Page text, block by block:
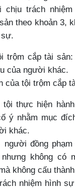
chịu trách
theo khoản 3,
trộm cắp tài
của người khác.
của tội trộm cắp
tội thực hiện
ý nhằm mục
khác.
người đồng
không có
không cấu
nhiệm hình